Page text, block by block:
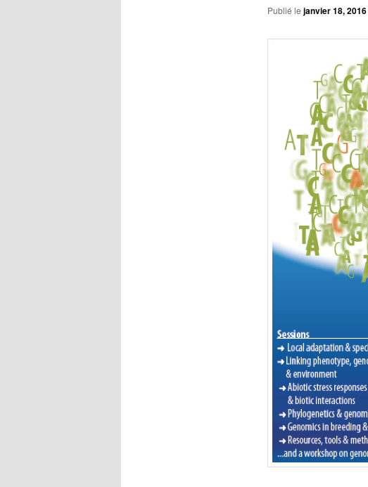
Publié le janvier 18, 2016